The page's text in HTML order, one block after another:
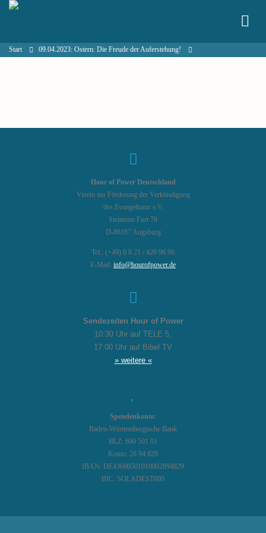
Start 09.04.2023: Ostern: Die Freude der Auferstehung!
Hour of Power Deutschland
Verein zur Förderung der Verkündigung
des Evangeliums e.V.
Steinerne Furt 78
D-86167 Augsburg
Tel.: (+49) 0 8 21 / 420 96 96
E-Mail: info@hourofpower.de
Sendezeiten Hour of Power
10:30 Uhr auf TELE 5,
17:00 Uhr auf Bibel TV
» weitere «
Spendenkonto:
Baden-Württembergische Bank
BLZ: 600 501 01
Konto: 28 94 829
IBAN: DE43600501010002894829
BIC: SOLADEST600